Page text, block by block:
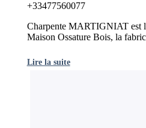
+33477560077
Charpente MARTIGNIAT est
Maison Ossature Bois, la
Lire la suite